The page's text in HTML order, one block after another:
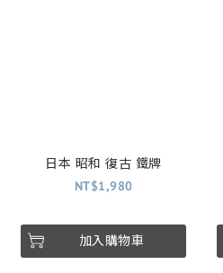
日本 昭和 復古 鐵牌
NT$1,980
加入購物車